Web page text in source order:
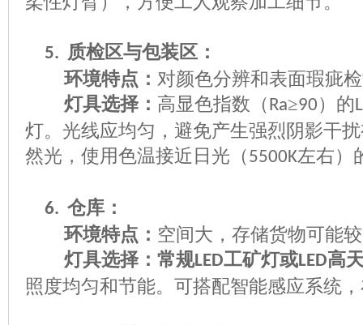
5.
质检区与包装区：
环境特点： 对颜色分辨和表面瑕疵
灯具选择： 高显色指数（Ra≥90）的
灯。光线应均匀，避免产生强烈阴影干
然光，使用色温接近日光（5500K左右）
6. 仓库：
环境特点： 空间大，存储货物可能
灯具选择：常规LED工矿灯或LED高
照度均匀和节能。可搭配智能感应系统